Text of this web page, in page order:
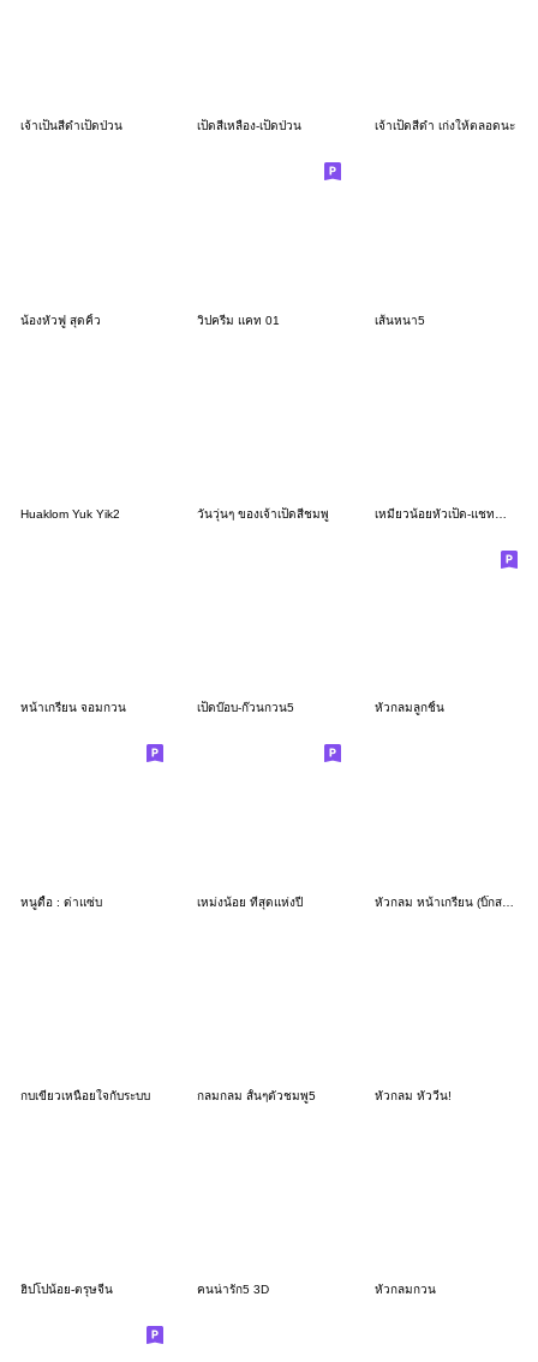
เจ้าเป็นสีดำเป็ดป่วน เป็ดสีเหลือง-เป็ดป่วน เจ้าเป็ดสีดำ เก่งให้ตลอดนะ
น้องหัวฟู สุดคิ้ว วิปครีม แคท 01 เส้นหนา5
Huaklom Yuk Yik2 วันวุ่นๆ ของเจ้าเป็ดสีชมพู
หน้าเกรียน จอมกวน เป็ดบ๊อบ-ก๊วนกวน5 หัวกลมลูกชิ้น
หนูดื้อ : ด่าแซ่บ เหม่งน้อย ที่สุดแห่งปี หัวกลม หน้าเกรียน (บิ๊กสติกเกอร์)
กบเขียวเหนื่อยใจกับระบบ กลมกลม สั้นๆตัวชมพู5 หัวกลม หัววีน!
ฮิปโปน้อย-ตรุษจีน คนน่ารัก5 3D หัวกลมกวน